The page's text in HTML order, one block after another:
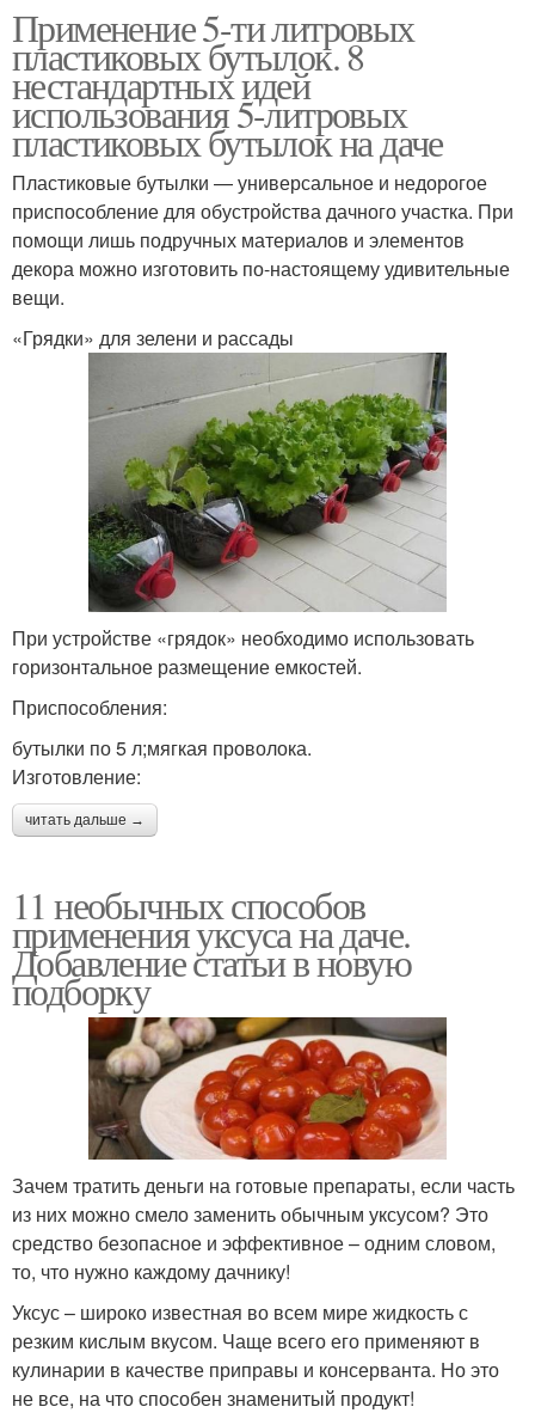
Применение 5-ти литровых
пластиковых бутылок. 8
нестандартных идей
использования 5-литровых
пластиковых бутылок на даче
Пластиковые бутылки — универсальное и недорогое
приспособление для обустройства дачного участка. При
помощи лишь подручных материалов и элементов
декора можно изготовить по-настоящему удивительные
вещи.
«Грядки» для зелени и рассады
При устройстве «грядок» необходимо использовать
горизонтальное размещение емкостей.
Приспособления:
бутылки по 5 л;мягкая проволока.
Изготовление:
читать дальше →
11 необычных способов
применения уксуса на даче.
Добавление статьи в новую
подборку
Зачем тратить деньги на готовые препараты, если часть
из них можно смело заменить обычным уксусом? Это
средство безопасное и эффективное – одним словом,
то, что нужно каждому дачнику!
Уксус – широко известная во всем мире жидкость с
резким кислым вкусом. Чаще всего его применяют в
кулинарии в качестве приправы и консерванта. Но это
не все, на что способен знаменитый продукт!